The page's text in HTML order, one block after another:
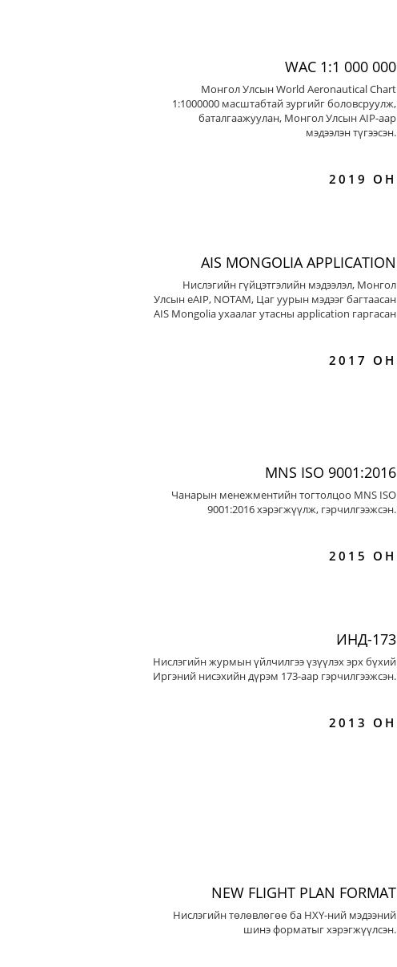
WAC 1:1 000 000
Монгол Улсын World Aeronautical Chart
1:1000000 масштабтай зургийг боловсруулж,
баталгаажуулан, Монгол Улсын AIP-аар
мэдээлэн түгээсэн.
2019 ОН
AIS MONGOLIA APPLICATION
Нислэгийн гүйцэтгэлийн мэдээлэл, Монгол
Улсын eAIP, NOTAM, Цаг уурын мэдээг багтаасан
AIS Mongolia ухаалаг утасны application гаргасан
2017 ОН
MNS ISO 9001:2016
Чанарын менежментийн тогтолцоо MNS ISO
9001:2016 хэрэгжүүлж, гэрчилгээжсэн.
2015 ОН
ИНД-173
Нислэгийн журмын үйлчилгээ үзүүлэх эрх бүхий
Иргэний нисэхийн дүрэм 173-аар гэрчилгээжсэн.
2013 ОН
NEW FLIGHT PLAN FORMAT
Нислэгийн төлөвлөгөө ба НХҮ-ний мэдээний
шинэ форматыг хэрэгжүүлсэн.